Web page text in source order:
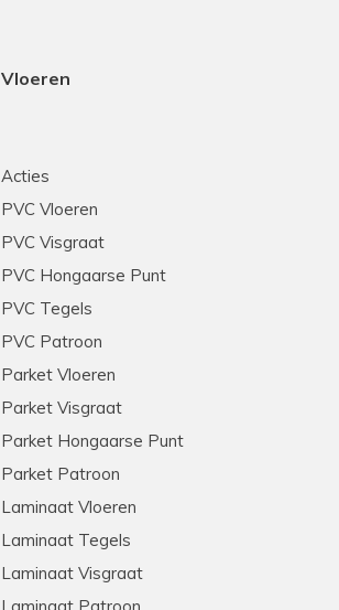
Vloeren
Acties
PVC Vloeren
PVC Visgraat
PVC Hongaarse Punt
PVC Tegels
PVC Patroon
Parket Vloeren
Parket Visgraat
Parket Hongaarse Punt
Parket Patroon
Laminaat Vloeren
Laminaat Tegels
Laminaat Visgraat
Laminaat Patroon